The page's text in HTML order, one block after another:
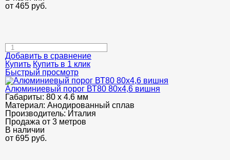
от 465 руб.
Добавить в сравнение
Купить Купить в 1 клик
Быстрый просмотр
Алюминиевый порог ВТ80 80х4,6 вишня
Габариты: 80 х 4.6 мм
Материал: Анодированный сплав
Производитель: Италия
Продажа от 3 метров
В наличии
от 695 руб.